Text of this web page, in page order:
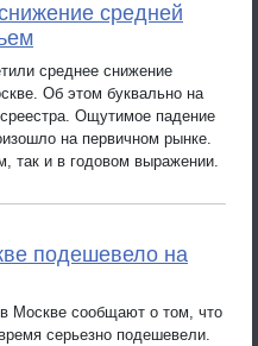
средней
среднее снижение
Об этом буквально на
Ощутимое падение
на первичном рынке.
так и в годовом выражении.
подешевело на
Москве сообщают о том, что
серьезно подешевели.